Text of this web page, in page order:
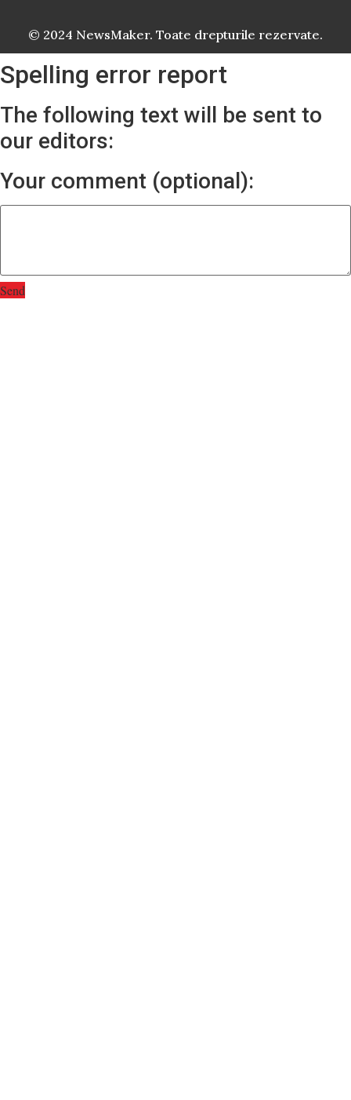
© 2024 NewsMaker. Toate drepturile rezervate.
Spelling error report
The following text will be sent to
our editors:
Your comment (optional):
Send